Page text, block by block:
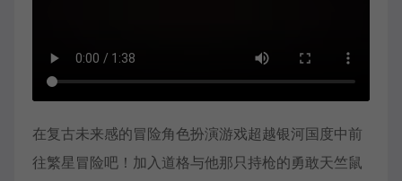
在复古未来感的冒险角色扮演游戏超越银河国度中前
往繁星冒险吧！加入道格与他那只持枪的勇敢天竺鼠